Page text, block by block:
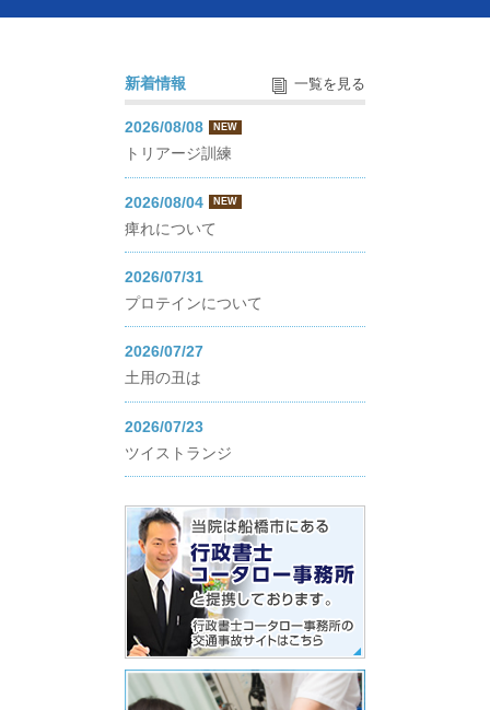
新着情報 一覧を見る
2026/08/08 NEW
トリアージ訓練
2026/08/04 NEW
痺れについて
2026/07/31
プロテインについて
2026/07/27
土用の丑は
2026/07/23
ツイストランジ